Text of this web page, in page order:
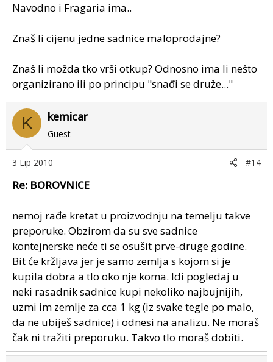
Navodno i Fragaria ima..
Znaš li cijenu jedne sadnice maloprodajne?
Znaš li možda tko vrši otkup? Odnosno ima li nešto
organizirano ili po principu "snađi se druže..."
K kemicar
Guest
3 Lip 2010 #14
Re: BOROVNICE
nemoj rađe kretat u proizvodnju na temelju takve
preporuke. Obzirom da su sve sadnice
kontejnerske neće ti se osušit prve-druge godine.
Bit će kržljava jer je samo zemlja s kojom si je
kupila dobra a tlo oko nje koma. Idi pogledaj u
neki rasadnik sadnice kupi nekoliko najbujnijih,
uzmi im zemlje za cca 1 kg (iz svake tegle po malo,
da ne ubiješ sadnice) i odnesi na analizu. Ne moraš
čak ni tražiti preporuku. Takvo tlo moraš dobiti.